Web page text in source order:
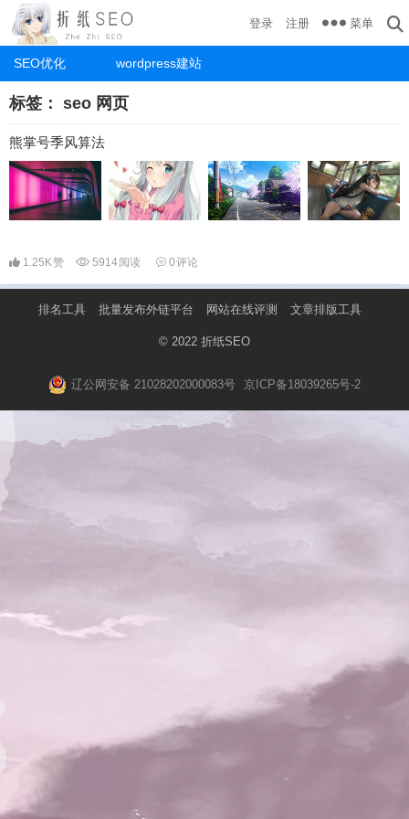
SEO优化 wordpress建站
登录 注册 菜单
标签： seo 网页
熊掌号季风算法
1.25K赞 5914阅读 0评论
排名工具 批量发布外链平台 网站在线评测 文章排版工具
© 2022 折纸SEO
辽公网安备 21028202000083号 京ICP备18039265号-2